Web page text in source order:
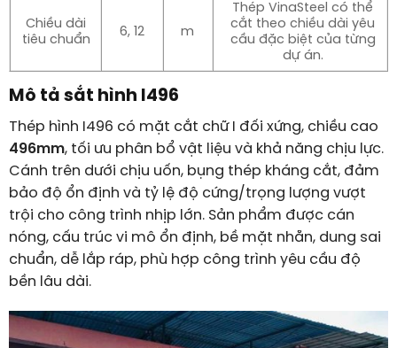
Chiều dài
tiêu chuẩn
6, 12 m
Thép VinaSteel có thể
cắt theo chiều dài yêu
cầu đặc biệt của từng
dự án.
Mô tả sắt hình I496
Thép hình I496 có mặt cắt chữ I đối xứng, chiều cao
496mm, tối ưu phân bổ vật liệu và khả năng chịu lực.
Cánh trên dưới chịu uốn, bụng thép kháng cắt, đảm
bảo độ ổn định và tỷ lệ độ cứng/trọng lượng vượt
trội cho công trình nhịp lớn. Sản phẩm được cán
nóng, cấu trúc vi mô ổn định, bề mặt nhẵn, dung sai
chuẩn, dễ lắp ráp, phù hợp công trình yêu cầu độ
bền lâu dài.